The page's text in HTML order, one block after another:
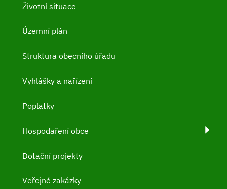
Životní situace
Územní plán
Struktura obecního úřadu
Vyhlášky a nařízení
Poplatky
Hospodaření obce
Dotační projekty
Veřejné zakázky